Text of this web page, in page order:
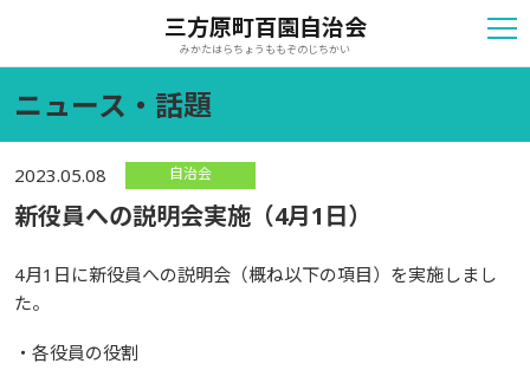
三方原町百園自治会
みかたはらちょうももぞのじちかい
ニュース・話題
2023.05.08 自治会
新役員への説明会実施（4月1日）
4月1日に新役員への説明会（概ね以下の項目）を実施しまし
た。
・各役員の役割